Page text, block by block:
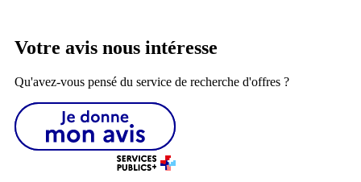
Votre avis nous intéresse
Qu'avez-vous pensé du service de recherche d'offres ?